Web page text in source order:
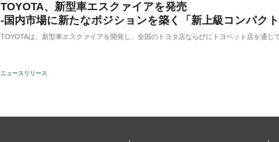
TOYOTA、新型車エスクァイアを発売
-国内市場に新たなポジションを築く「新上級コンパク
TOYOTAは、新型車エスクァイアを開発し、全国のトヨタ店ならびにトヨペット店を通じ
ニュースリリース